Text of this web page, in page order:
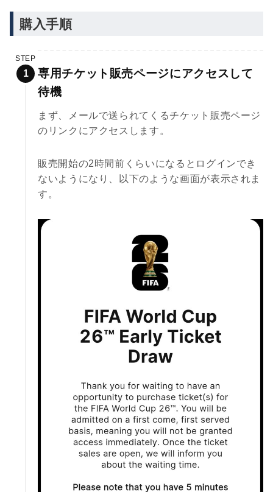
購入手順
STEP
専用チケット販売ページにアクセスして
待機
まず、メールで送られてくるチケット販売ページ
のリンクにアクセスします。
販売開始の2時間前くらいになるとログインでき
ないようになり、以下のような画面が表示されま
す。